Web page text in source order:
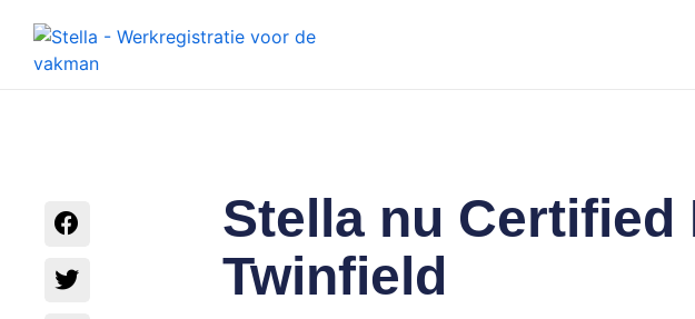
Stella nu Certified
Twinfield